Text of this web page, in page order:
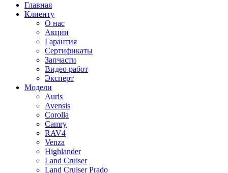
Главная
Клиенту
О нас
Акции
Гарантия
Сертификаты
Запчасти
Видео работ
Эксперт
Модели
Auris
Avensis
Corolla
Camry
RAV4
Venza
Highlander
Land Cruiser
Land Cruiser Prado